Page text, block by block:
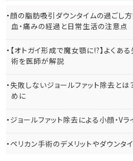
顔の脂肪吸引ダウンタイムの過ごし
血・痛みの経過と日常生活の注意点
【オトガイ形成で魔女顎に!?】よくあ
術を医師が解説
失敗しないジョールファット除去とは
めに
ジョールファット除去による小顔・Vラ
ペリカン手術のデメリットやダウンタ